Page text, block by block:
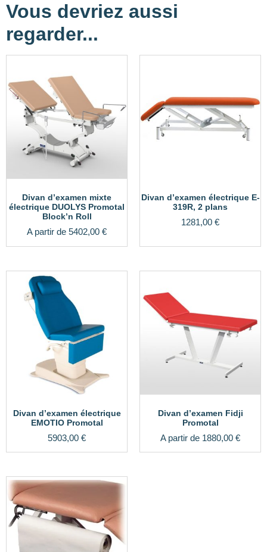
Vous devriez aussi
regarder...
Divan d’examen mixte
électrique DUOLYS Promotal
Block’n Roll
A partir de 5402,00 €
Divan d’examen électrique E-
319R, 2 plans
1281,00 €
Divan d’examen électrique
EMOTIO Promotal
5903,00 €
Divan d’examen Fidji
Promotal
A partir de 1880,00 €